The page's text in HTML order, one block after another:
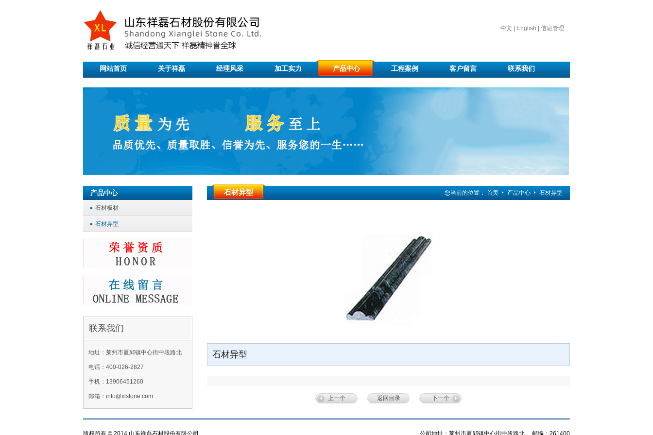
中文 English 信息管理
网站首页 关于祥磊 经理风采 加工实力 产品中心 工程案例 客户留言 联系我们
产品中心
石材板材
石材异型
联系我们
地址：莱州市夏邱镇中心街中段路北
电话：400-026-2827
手机：13906451260
邮箱：info@xlstone.com
石材异型 您当前的位置： 首页 产品中心 石材异型
石材异型
上一个 返回目录 下一个
版权所有 © 2014 山东祥磊石材股份有限公司 公司地址：莱州市夏邱镇中心街中段路北 邮编：261400